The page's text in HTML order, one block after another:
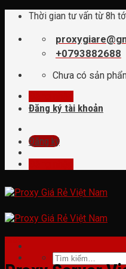
Skip
content
Thời gian tư vấn từ 8h
+0793882688
Chưa có sản
Đăng ký tài khoản
Đăng ký
Tìm